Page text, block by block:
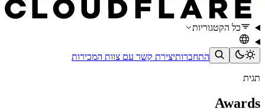
כל הקטגוריות
התחברותיצירת קשר עם צוות המכירות
תגית
Awards